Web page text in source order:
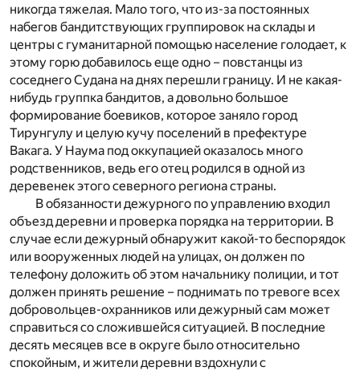
никогда тяжелая. Мало того, что из-за постоянных
набегов бандитствующих группировок на склады и
центры с гуманитарной помощью население голодает, к
этому горю добавилось еще одно – повстанцы из
соседнего Судана на днях перешли границу. И не какая-
нибудь группка бандитов, а довольно большое
формирование боевиков, которое заняло город
Тирунгулу и целую кучу поселений в префектуре
Вакага. У Наума под оккупацией оказалось много
родственников, ведь его отец родился в одной из
деревенек этого северного региона страны.
В обязанности дежурного по управлению входил
объезд деревни и проверка порядка на территории. В
случае если дежурный обнаружит какой-то беспорядок
или вооруженных людей на улицах, он должен по
телефону доложить об этом начальнику полиции, и тот
должен принять решение – поднимать по тревоге всех
добровольцев-охранников или дежурный сам может
справиться со сложившейся ситуацией. В последние
десять месяцев все в округе было относительно
спокойным, и жители деревни вздохнули с